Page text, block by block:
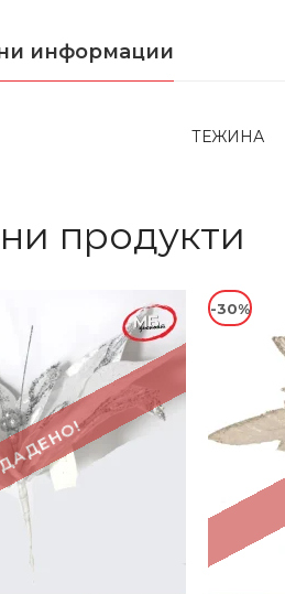
информации
ТЕЖИНА
продукти
-30%